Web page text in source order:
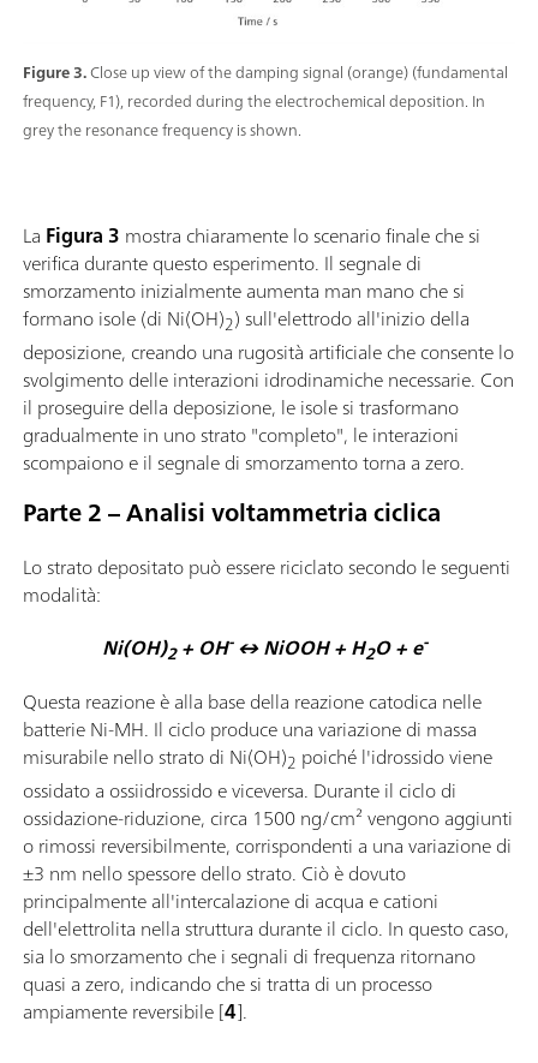
Figure 3.Close up view of the damping signal (orange) (fundamental
frequency, F1), recorded during the electrochemical deposition. In
grey the resonance frequency is shown.
La Figura 3 mostra chiaramente lo scenario finale che si
verifica durante questo esperimento. Il segnale di
smorzamento inizialmente aumenta man mano che si
formano isole (di Ni(OH)2) sull'elettrodo all'inizio della
deposizione, creando una rugosità artificiale che consente lo
svolgimento delle interazioni idrodinamiche necessarie. Con
il proseguire della deposizione, le isole si trasformano
gradualmente in uno strato "completo", le interazioni
scompaiono e il segnale di smorzamento torna a zero.
Parte 2 – Analisi voltammetria ciclica
Lo strato depositato può essere riciclato secondo le seguenti
modalità:
Ni(OH)2+ OH-↔ NiOOH + H2O + e-
Questa reazione è alla base della reazione catodica nelle
batterie Ni-MH. Il ciclo produce una variazione di massa
misurabile nello strato di Ni(OH)2 poiché l'idrossido viene
ossidato a ossiidrossido e viceversa. Durante il ciclo di
ossidazione-riduzione, circa 1500 ng/cm² vengono aggiunti
o rimossi reversibilmente, corrispondenti a una variazione di
±3 nm nello spessore dello strato. Ciò è dovuto
principalmente all'intercalazione di acqua e cationi
dell'elettrolita nella struttura durante il ciclo. In questo caso,
sia lo smorzamento che i segnali di frequenza ritornano
quasi a zero, indicando che si tratta di un processo
ampiamente reversibile [4].